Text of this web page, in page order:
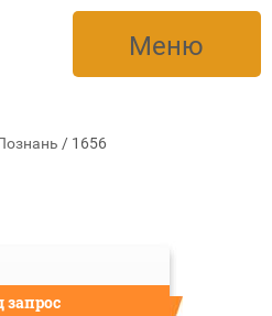
Меню
/ 1656
запрос